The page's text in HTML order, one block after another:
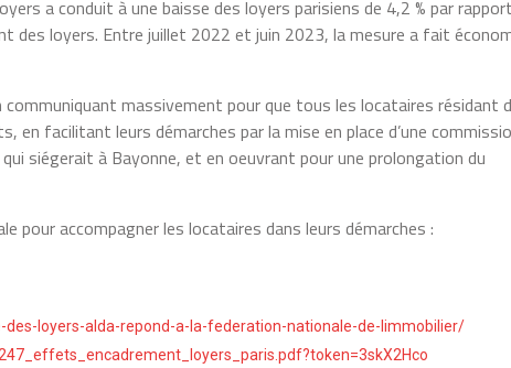
a conduit à une baisse des loyers parisiens de 4,2 % par
des loyers. Entre juillet 2022 et juin 2023, la mesure a fait
massivement pour que tous les locataires résidant
en facilitant leurs démarches par la mise en place d’une
siégerait à Bayonne, et en oeuvrant pour une prolongation du
pour accompagner les locataires dans leurs démarches :
loyers-alda-repond-a-la-federation-nationale-de-limmobilier/